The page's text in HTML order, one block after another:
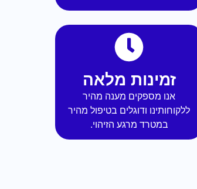
זמינות מלאה
אנו מספקים מענה מהיר
ללקוחותינו ודוגלים בטיפול מהיר
במטרד מרגע הזיהוי.